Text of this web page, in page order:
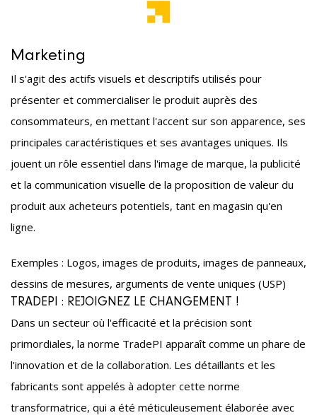
Marketing
Il s'agit des actifs visuels et descriptifs utilisés pour
présenter et commercialiser le produit auprès des
consommateurs, en mettant l'accent sur son apparence, ses
principales caractéristiques et ses avantages uniques. Ils
jouent un rôle essentiel dans l'image de marque, la publicité
et la communication visuelle de la proposition de valeur du
produit aux acheteurs potentiels, tant en magasin qu'en
ligne.
Exemples : Logos, images de produits, images de panneaux,
dessins de mesures, arguments de vente uniques (USP)
TRADEPI : REJOIGNEZ LE CHANGEMENT !
Dans un secteur où l'efficacité et la précision sont
primordiales, la norme TradePI apparaît comme un phare de
l'innovation et de la collaboration. Les détaillants et les
fabricants sont appelés à adopter cette norme
transformatrice, qui a été méticuleusement élaborée avec